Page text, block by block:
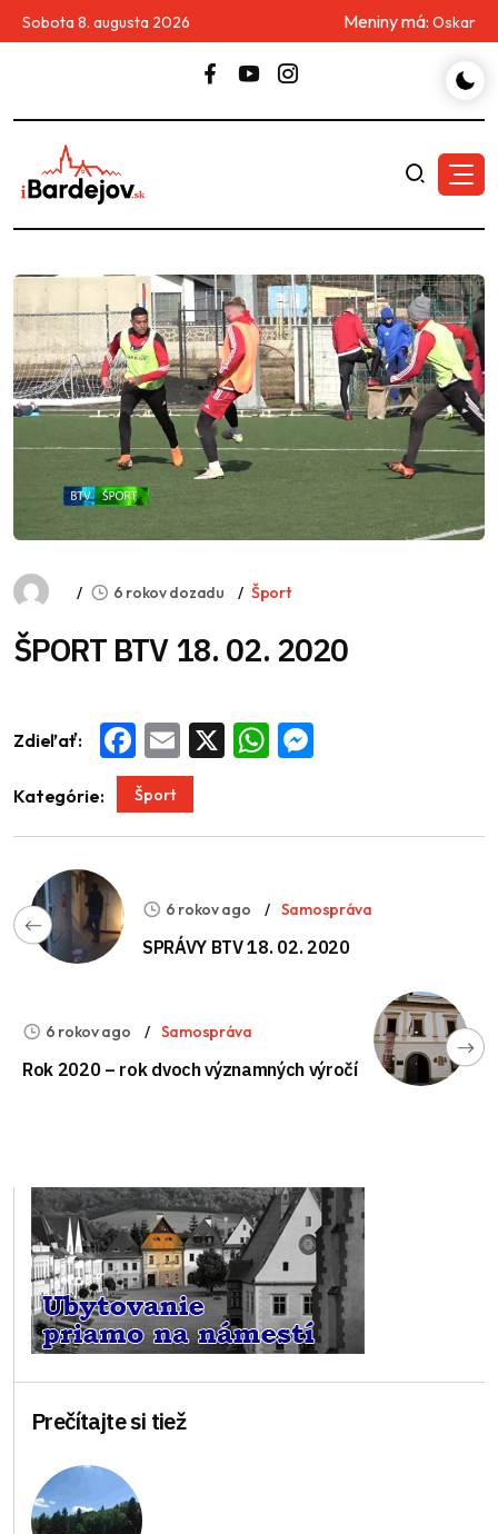
Sobota 8. augusta 2026 Meniny má: Oskar
6 rokov dozadu Šport
ŠPORT BTV 18. 02. 2020
Zdieľať: Facebook
Email WhatsApp
Kategórie: Šport
6 rokov ago Samospráva
SPRÁVY BTV 18. 02. 2020
6 rokov ago Samospráva
Rok 2020 – rok dvoch významných výročí
Prečítajte si tiež